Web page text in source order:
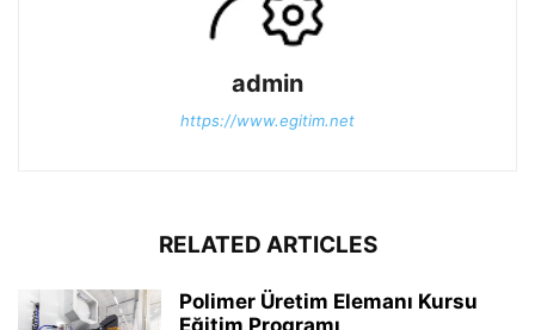
admin
https://www.egitim.net
RELATED ARTICLES
Polimer Üretim Elemanı Kursu